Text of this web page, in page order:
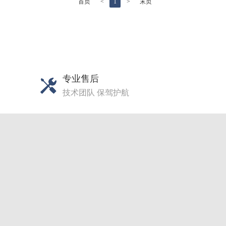
首页 < 1 > 末页
专业售后
技术团队 保驾护航